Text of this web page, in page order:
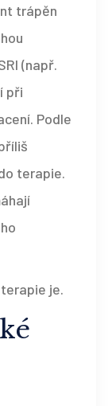
trápěn
(např.
při
Podle
terapie.
je.